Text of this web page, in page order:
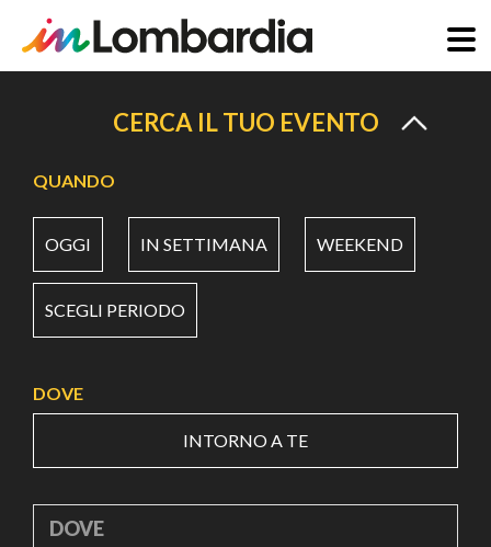
principale
CERCA IL TUO EVENTO
QUANDO
OGGI IN SETTIMANA WEEKEND
SCEGLI PERIODO
DOVE
INTORNO A TE
DOVE